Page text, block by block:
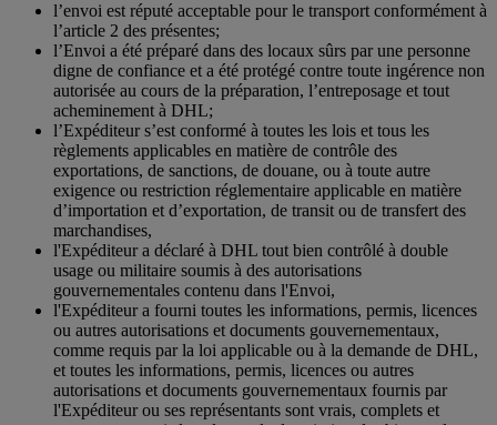
l’envoi est réputé acceptable pour le transport conformément à
l’article 2 des présentes;
l’Envoi a été préparé dans des locaux sûrs par une personne
digne de confiance et a été protégé contre toute ingérence non
autorisée au cours de la préparation, l’entreposage et tout
acheminement à DHL;
l’Expéditeur s’est conformé à toutes les lois et tous les
règlements applicables en matière de contrôle des
exportations, de sanctions, de douane, ou à toute autre
exigence ou restriction réglementaire applicable en matière
d’importation et d’exportation, de transit ou de transfert des
marchandises,
l'Expéditeur a déclaré à DHL tout bien contrôlé à double
usage ou militaire soumis à des autorisations
gouvernementales contenu dans l'Envoi,
l'Expéditeur a fourni toutes les informations, permis, licences
ou autres autorisations et documents gouvernementaux,
comme requis par la loi applicable ou à la demande de DHL,
et toutes les informations, permis, licences ou autres
autorisations et documents gouvernementaux fournis par
l'Expéditeur ou ses représentants sont vrais, complets et